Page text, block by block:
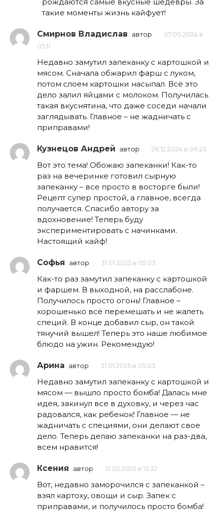
такие моменты жизнь кайфует!
Смирнов Владислав автор
07.09.2024 в
05:11
Недавно замутил запеканку с картошкой и
мясом. Сначала обжарил фарш с луком,
потом слоем картошки насыпал. Всё это
дело залил яйцами с молоком. Получилась
такая вкуснятина, что даже соседи начали
заглядывать. Главное – не жадничать с
приправами!
Кузнецов Андрей автор 26.12.2024 в 06:23
Вот это тема! Обожаю запеканки! Как-то
раз на вечеринке готовил сырную
запеканку – все просто в восторге были!
Рецепт супер простой, а главное, всегда
получается. Спасибо автору за
вдохновение! Теперь буду
экспериментировать с начинками.
Настоящий кайф!
Софья автор 31.01.2025 в 05:03
Как-то раз замутил запеканку с картошкой
и фаршем. В выходной, на расслабоне.
Получилось просто огонь! Главное –
хорошенько всё перемешать и не жалеть
специй. В конце добавил сыр, он такой
тянучий вышел! Теперь это наше любимое
блюдо на ужин. Рекомендую!
Арина автор 31.01.2025 в 05:03
Недавно замутил запеканку с картошкой и
мясом — вышло просто бомба! Далась мне
идея, закинул все в духовку, и через час
радовался, как ребенок! Главное — не
жадничать с специями, они делают свое
дело. Теперь делаю запеканки на раз-два,
всем нравится!
Ксения автор 12.02.2025 в 15:32
Вот, недавно заморочился с запеканкой –
взял картоху, овощи и сыр. Запек с
приправами, и получилось просто бомба!